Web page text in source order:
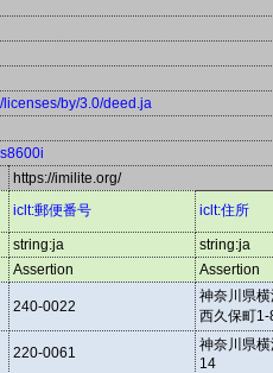
licenses/by/3.0/deed.ja
https://imilite.org/
iclt:郵便番号 iclt:住所
string:ja string:ja
Assertion Assertion
240-0022
神奈川県
西久保町1-
220-0061
神奈川県
14